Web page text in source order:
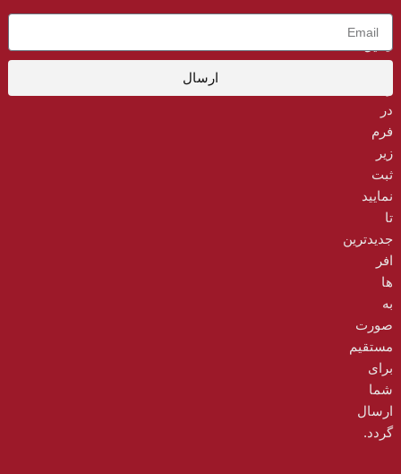
ایمیل
خود
در
فرم
زیر
ثبت
نمایید
تا
جدیدترین
افر
ها
به‌
صورت
مستقیم
برای
شما
ارسال
گردد.
ارسال